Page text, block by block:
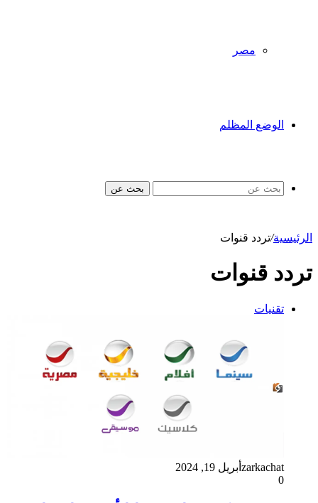
مصر
الوضع المظلم
بحث عن
الرئيسية/تردد قنوات
تردد قنوات
تقنيات
zarkachat أبريل 19, 2024
0